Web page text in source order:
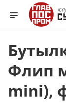
Флип
mini),